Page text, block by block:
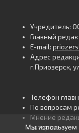
Учредитель:
Главный
E-mail:
Адрес
г.Приозерск,
Телефон
По вопросам
Мнение
авторов.
Мы используем